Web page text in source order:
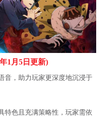
1月5日更新)
音，助力玩家更深度地沉浸于
特色且充满策略性，玩家需依